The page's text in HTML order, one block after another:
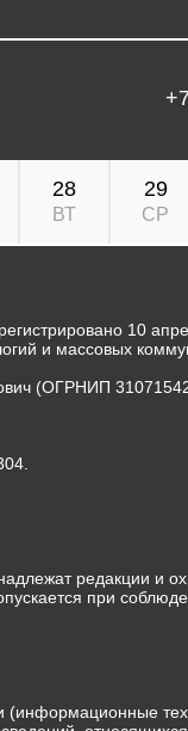
28
ВТ
29
СР
10
и массовых
(ОГРНИП
редакции и
при
(информационные